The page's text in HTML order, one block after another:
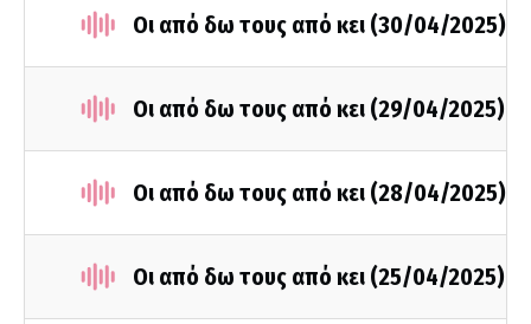
Οι από δω τους από κει (30/04/2025)
Οι από δω τους από κει (29/04/2025)
Οι από δω τους από κει (28/04/2025)
Οι από δω τους από κει (25/04/2025)